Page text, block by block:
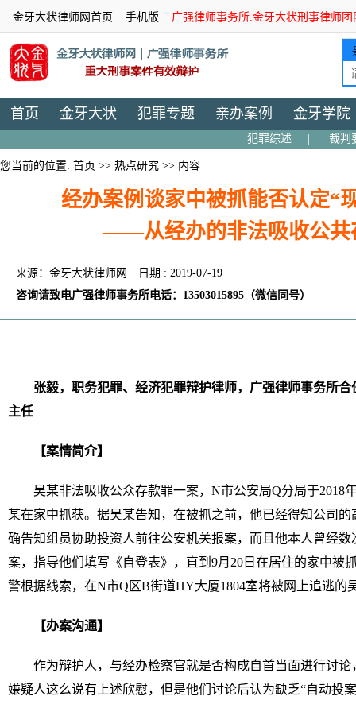
金牙大状律师网首页 手机版 广强律师事务所.金牙大状刑事律师
首页 金牙大状 犯罪专题 亲办案例 金牙学院
犯罪综述 裁判
您当前的位置: 首页 >> 热点研究 >> 内容
经办案例谈家中被抓能否认定“
——从经办的非法吸收公共
来源：金牙大状律师网
日期 : 2019-07-19
咨询请致电广强律师事务所电话：13503015895（微信同号）
张毅，职务犯罪、经济犯罪辩护律师，广强律师事务所
主任
【案情简介】
吴某非法吸收公众存款罪一案，N市公安局Q分局于2018
某在家中抓获。据吴某告知，在被抓之前，他已经得知公司
确告知组员协助投资人前往公安机关报案，而且他本人曾经
案，指导他们填写《自登表》，直到9月20日在居住的家中被
警根据线索，在N市Q区B街道HY大厦1804室将被网上追逃的
【办案沟通】
作为辩护人，与经办检察官就是否构成自首当面进行讨
嫌疑人这么说有上述欣慰，但是他们讨论后认为缺乏“自动投